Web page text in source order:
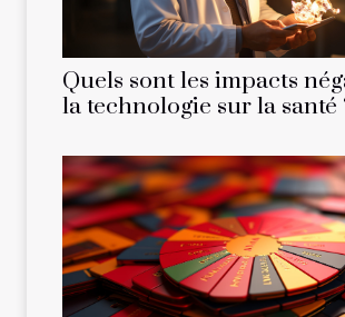
Quels sont les impacts
la technologie sur la santé